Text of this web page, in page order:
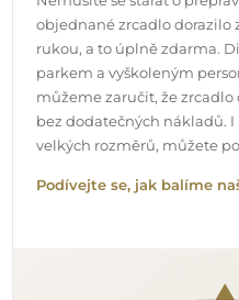
Snadná montáž
Zajišťujeme výrobu a
na vaší straně. Vzhledem
nenabízíme standardní
dává volnost vybrat si
nejlépe vyhovují vašim